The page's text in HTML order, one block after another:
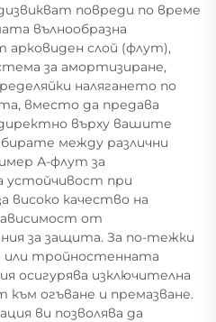
повреди по време
вълнообразна
слой (флут),
за амортизиране,
налягането по
вместо да предава
върху вашите
между различни
А-флут за
устойчивост при
високо качество на
от
за защита. За по-тежки
тройностенната
осигурява изключителна
огъване и премазване.
ви позволява да